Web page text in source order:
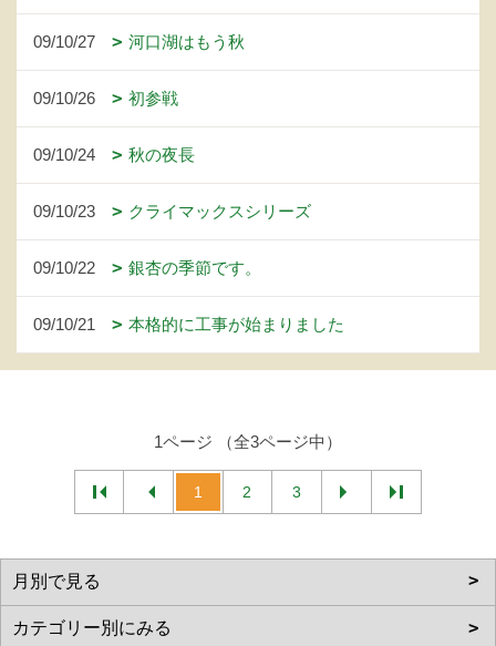
09/10/27 河口湖はもう秋
09/10/26 初参戦
09/10/24 秋の夜長
09/10/23 クライマックスシリーズ
09/10/22 銀杏の季節です。
09/10/21 本格的に工事が始まりました
1ページ （全3ページ中）
1 2 3